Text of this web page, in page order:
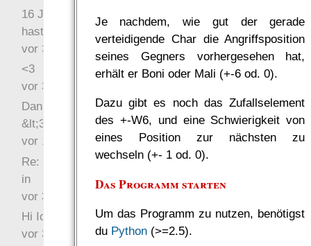
Je nachdem, wie gut der gerade
verteidigende Char die Angriffsposition
seines Gegners vorhergesehen hat,
erhält er Boni oder Mali (+-6 od. 0).
Dazu gibt es noch das Zufallselement
des +-W6, und eine Schwierigkeit von
eines Position zur nächsten zu
wechseln (+- 1 od. 0).
Das Programm starten
Um das Programm zu nutzen, benötigst
du Python(>=2.5).
16 Jahre später: mist, du
hast Recht …
vor 31 Wochen 3 Tage
<3
vor 34 Wochen 4 Tage
Danke für das Statement
&lt;3
vor 1 Jahr 48 Wochen
Re: Hi Ich bin völlig neu
in
vor 3 Jahre 33 Wochen
Hi Ich bin völlig neu in
vor 3 Jahre 46 Wochen